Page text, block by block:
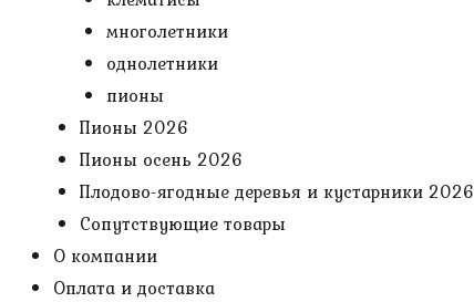
многолетники
однолетники
пионы
Пионы 2026
Пионы осень 2026
Плодово-ягодные деревья и кустарники 2026
Сопутствующие товары
О компании
Оплата и доставка